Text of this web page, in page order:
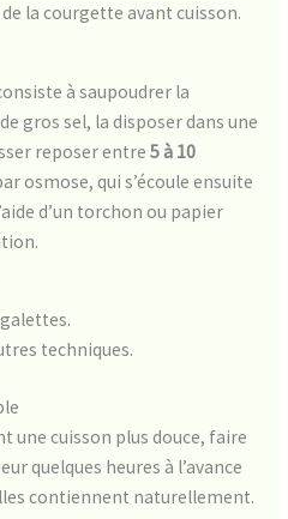
la courgette avant cuisson.
à saupoudrer la
gros sel, la disposer dans une
reposer entre 5 à 10
osmose, qui s’écoule ensuite
d’un torchon ou papier
techniques.
une cuisson plus douce, faire
quelques heures à l’avance
contiennent naturellement.